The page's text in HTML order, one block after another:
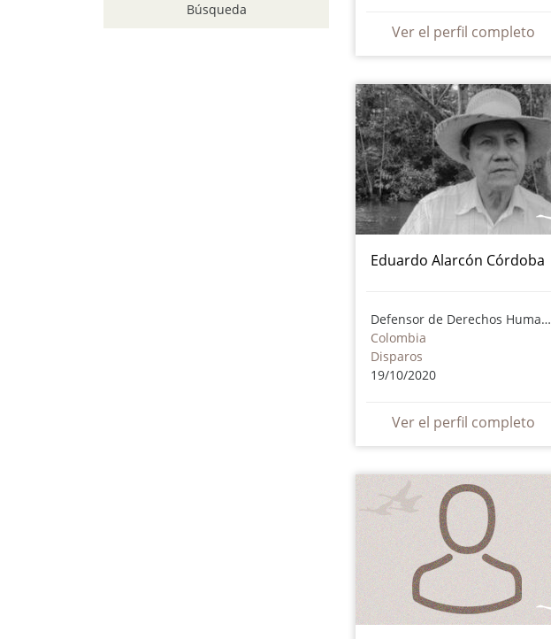
Búsqueda
Ver el perfil completo
Eduardo Alarcón Córdoba
Defensor de Derechos Humanos
Colombia
Disparos
19/10/2020
Ver el perfil completo